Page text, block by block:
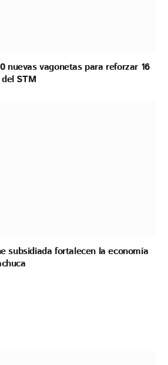
nuevas vagonetas para reforzar 16
STM
subsidiada fortalecen la economía